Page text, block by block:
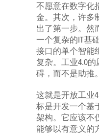
不愿意在数字化
金。其次，许多
出了第一步。然
一个复杂的IT基
接口的单个智能
复杂。工业4.0
碍，而不是助推。
这就是开放工业
标是开发一个基
架构。它应该不
能够以有意义的